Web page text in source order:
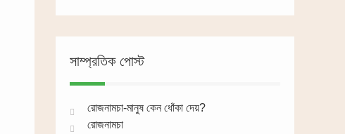
সাম্প্রতিক পোস্ট
রোজনামচা-মানুষ কেন ধোঁকা দেয়?
রোজনামচা